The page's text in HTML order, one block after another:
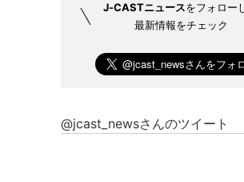
J-CASTニュースをフォロー
最新情報をチェック
@jcast_newsさんのツイート